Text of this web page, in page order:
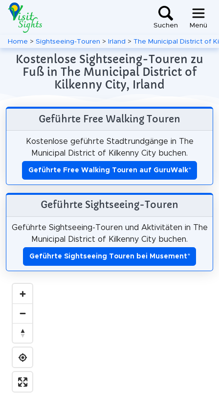
Suchen Menü
Home > Sightseeing-Touren > Irland > The Municipal District of
Kostenlose Sightseeing-Touren zu
Fuß in The Municipal District of
Kilkenny City, Irland
Geführte Free Walking Touren
Kostenlose geführte Stadtrundgänge in The
Municipal District of Kilkenny City buchen.
Geführte Free Walking Touren auf GuruWalk*
Geführte Sightseeing-Touren
Geführte Sightseeing-Touren und Aktivitäten in The
Municipal District of Kilkenny City buchen.
Geführte Sightseeing Touren bei Musement*